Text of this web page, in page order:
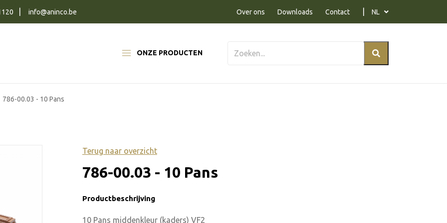
ONZE PRODUCTEN
info@aninco.be Over ons Downloads Contact NL
786-00.03 - 10 Pans
Terug naar overzicht
786-00.03 - 10 Pans
Productbeschrijving
10 Pans middenkleur (kaders) VF2